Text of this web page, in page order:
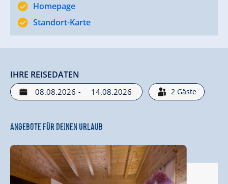
Homepage
Standort-Karte
IHRE REISEDATEN
- 2 Gäste
Angebote für deinen Urlaub